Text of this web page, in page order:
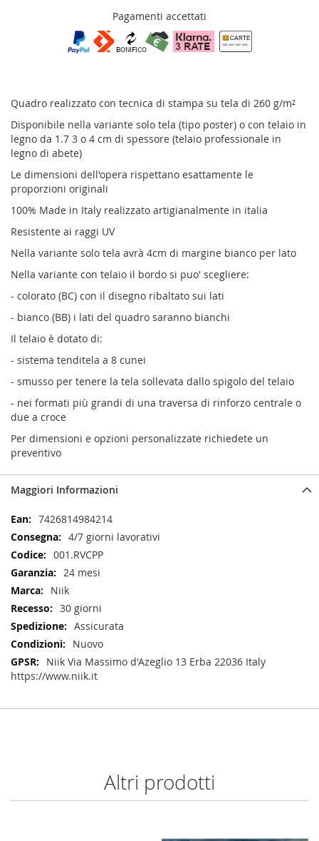
Pagamenti accettati
Quadro realizzato con tecnica di stampa su tela di 260 g/m²
Disponibile nella variante solo tela (tipo poster) o con telaio in
legno da 1.7 3 o 4 cm di spessore (telaio professionale in
legno di abete)
Le dimensioni dell'opera rispettano esattamente le
proporzioni originali
100% Made in Italy realizzato artigianalmente in italia
Resistente ai raggi UV
Nella variante solo tela avrà 4cm di margine bianco per lato
Nella variante con telaio il bordo si puo' scegliere:
- colorato (BC) con il disegno ribaltato sui lati
- bianco (BB) i lati del quadro saranno bianchi
Il telaio è dotato di:
- sistema tenditela a 8 cunei
- smusso per tenere la tela sollevata dallo spigolo del telaio
- nei formati più grandi di una traversa di rinforzo centrale o
due a croce
Per dimensioni e opzioni personalizzate richiedete un
preventivo
Maggiori Informazioni
Maggiori
Informazioni
7426814984214
4/7 giorni lavorativi
001.RVCPP
24 mesi
Niik
30 giorni
Assicurata
Nuovo
Niik Via Massimo d'Azeglio 13 Erba 22036 Italy
https://www.niik.it
Altri prodotti